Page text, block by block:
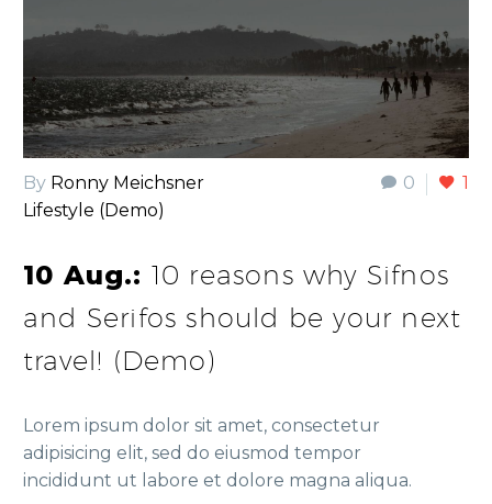
0 1
By Ronny Meichsner
Lifestyle (Demo)
10 Aug.: 10 reasons why Sifnos
and Serifos should be your next
travel! (Demo)
Lorem ipsum dolor sit amet, consectetur
adipisicing elit, sed do eiusmod tempor
incididunt ut labore et dolore magna aliqua.